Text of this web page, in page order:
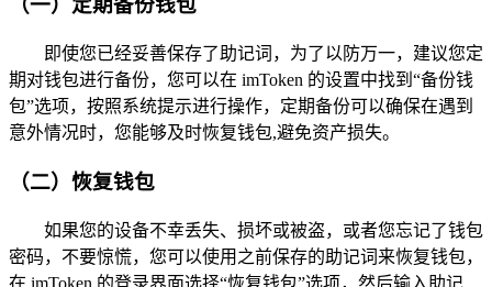
（一）定期备份钱包
即使您已经妥善保存了助记词，为了以防万一，建议您定
期对钱包进行备份，您可以在 imToken 的设置中找到“备份钱
包”选项，按照系统提示进行操作，定期备份可以确保在遇到
意外情况时，您能够及时恢复钱包,避免资产损失。
（二）恢复钱包
如果您的设备不幸丢失、损坏或被盗，或者您忘记了钱包
密码，不要惊慌，您可以使用之前保存的助记词来恢复钱包，
在 imToken 的登录界面选择“恢复钱包”选项，然后输入助记